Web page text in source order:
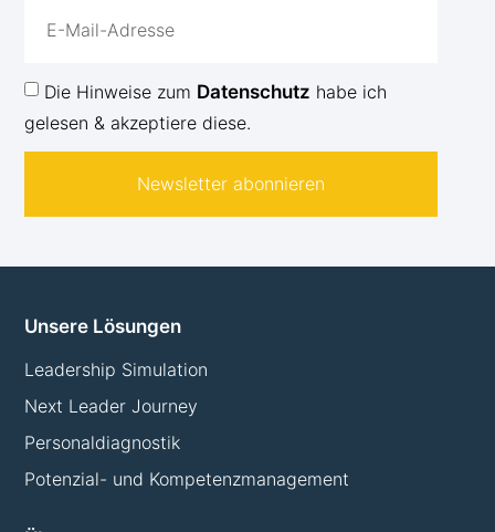
Die Hinweise zum Datenschutz habe ich
gelesen & akzeptiere diese.
Newsletter abonnieren
Unsere Lösungen
Leadership Simulation
Next Leader Journey
Personaldiagnostik
Potenzial- und Kompetenzmanagement